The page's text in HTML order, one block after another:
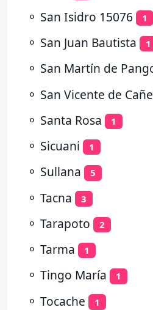
⚬ San Isidro 15076 1
⚬ San Juan Bautista 1
⚬ San Martín de
⚬ San Vicente de
⚬ Santa Rosa 1
⚬ Sicuani 1
⚬ Sullana 5
⚬ Tacna 3
⚬ Tarapoto 2
⚬ Tarma 1
⚬ Tingo María 1
⚬ Tocache 1